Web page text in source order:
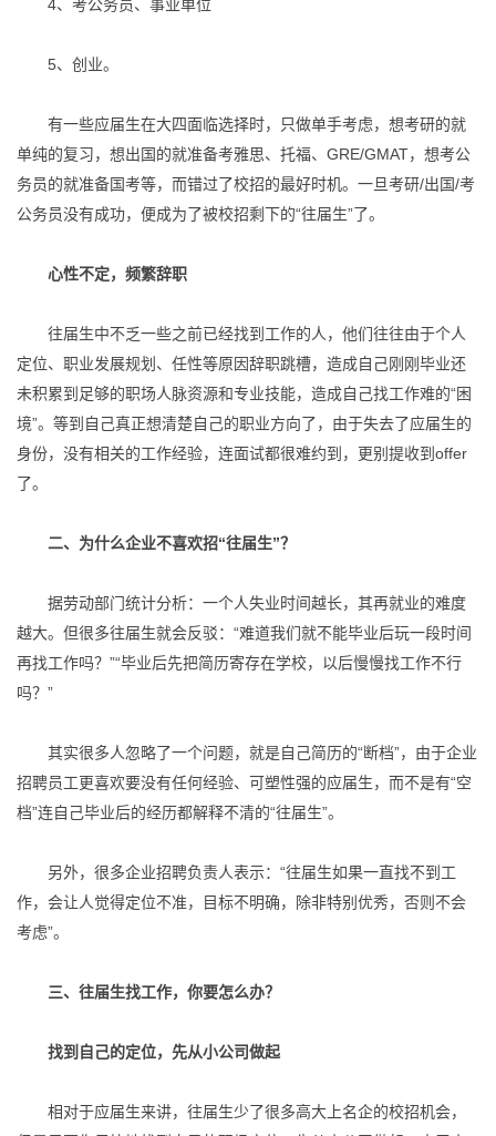
4、考公务员、事业单位
5、创业。
有一些应届生在大四面临选择时，只做单手考虑，想考研的就
单纯的复习，想出国的就准备考雅思、托福、GRE/GMAT，想考公
务员的就准备国考等，而错过了校招的最好时机。一旦考研/出国/考
公务员没有成功，便成为了被校招剩下的“往届生”了。
心性不定，频繁辞职
往届生中不乏一些之前已经找到工作的人，他们往往由于个人
定位、职业发展规划、任性等原因辞职跳槽，造成自己刚刚毕业还
未积累到足够的职场人脉资源和专业技能，造成自己找工作难的“困
境”。等到自己真正想清楚自己的职业方向了，由于失去了应届生的
身份，没有相关的工作经验，连面试都很难约到，更别提收到offer
了。
二、为什么企业不喜欢招“往届生”？
据劳动部门统计分析：一个人失业时间越长，其再就业的难度
越大。但很多往届生就会反驳：“难道我们就不能毕业后玩一段时间
再找工作吗？”“毕业后先把简历寄存在学校，以后慢慢找工作不行
吗？”
其实很多人忽略了一个问题，就是自己简历的“断档”，由于企业
招聘员工更喜欢要没有任何经验、可塑性强的应届生，而不是有“空
档”连自己毕业后的经历都解释不清的“往届生”。
另外，很多企业招聘负责人表示：“往届生如果一直找不到工
作，会让人觉得定位不准，目标不明确，除非特别优秀，否则不会
考虑”。
三、往届生找工作，你要怎么办？
找到自己的定位，先从小公司做起
相对于应届生来讲，往届生少了很多高大上名企的校招机会，